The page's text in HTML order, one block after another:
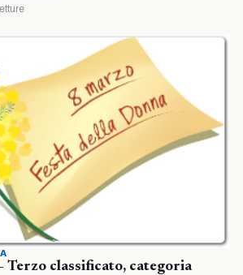
Terzo classificato, categoria